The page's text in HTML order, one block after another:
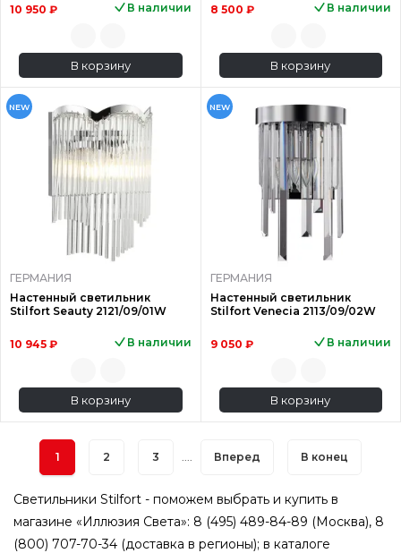
10 950 ₽ В наличии
В корзину
8 500 ₽ В наличии
В корзину
NEW
ГЕРМАНИЯ
Настенный светильник
Stilfort Seauty 2121/09/01W
10 945 ₽ В наличии
В корзину
NEW
ГЕРМАНИЯ
Настенный светильник
Stilfort Venecia 2113/09/02W
9 050 ₽ В наличии
В корзину
1 2 3 Вперед В конец
Светильники Stilfort - поможем выбрать и купить в
магазине «Иллюзия Света»: 8 (495) 489-84-89 (Москва), 8
(800) 707-70-34 (доставка в регионы); в каталоге